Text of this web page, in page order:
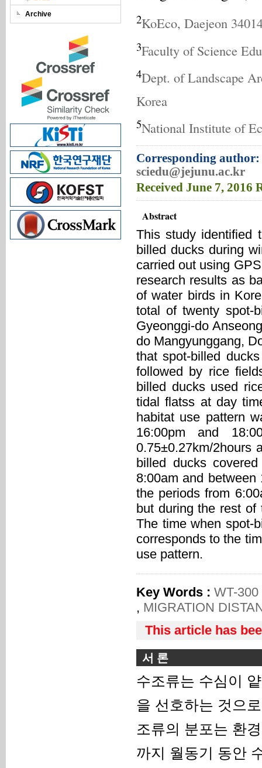
Archive
2KoEco, Daejeon
3Faculty of Science
4Dept. of Landscape
Korea
5National Institute of
Corresponding author:
sciedu@jejunu.ac.kr
Received June 7, 2016
Abstract
This study identified
billed ducks during
carried out using
research results as
of water birds in
total of twenty spot-
Gyeonggi-do
do Mangyunggang,
that spot-billed
followed by rice
billed ducks used
tidal flatss at day
habitat use pattern
16:00pm and
0.75±0.27km/2hours
billed ducks
8:00am and
the periods from
but during the rest
The time when spot-
corresponds to the
use pattern.
Key Words : WT-300
, MIGRATION
This article has
서 론
수조류는 수심이
을 선호하는 것으
조류의 분포는 환
까지 월동기 동안